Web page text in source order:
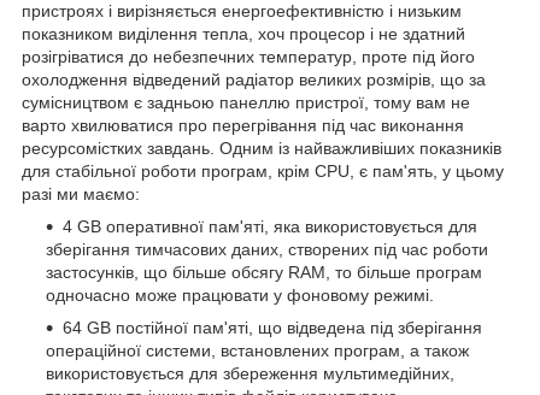
пристроях і вирізняється енергоефективністю і низьким
показником виділення тепла, хоч процесор і не здатний
розігріватися до небезпечних температур, проте під його
охолодження відведений радіатор великих розмірів, що за
сумісництвом є задньою панеллю пристрої, тому вам не
варто хвилюватися про перегрівання під час виконання
ресурсомістких завдань. Одним із найважливіших показників
для стабільної роботи програм, крім CPU, є пам'ять, у цьому
разі ми маємо:
4 GB оперативної пам'яті, яка використовується для
зберігання тимчасових даних, створених під час роботи
застосунків, що більше обсягу RAM, то більше програм
одночасно може працювати у фоновому режимі.
64 GB постійної пам'яті, що відведена під зберігання
операційної системи, встановлених програм, а також
використовується для збереження мультимедійних,